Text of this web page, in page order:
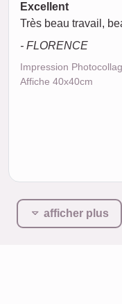
Excellent
Très beau travail,
- FLORENCE
Impression
Affiche 40x40cm
afficher plus